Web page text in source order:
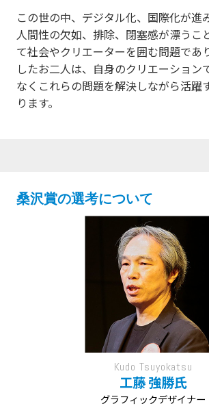
この世の中、デジタル化、国際化が進
人間性の欠如、排除、閉塞感が漂うこ
て社会やクリエーターを囲む問題であ
したお二人は、自身のクリエーション
なくこれらの問題を解決しながら活躍
ります。
桑沢賞の選考について
Kudo Tsuyokatsu
工藤 強勝氏
グラフィックデザイナー